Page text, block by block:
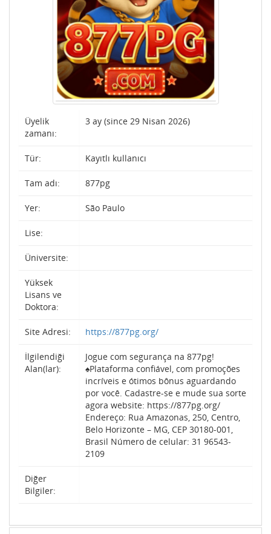
Üyelik
zamanı:
3 ay (since 29 Nisan 2026)
Tür: Kayıtlı kullanıcı
Tam adı: 877pg
Yer: São Paulo
Lise:
Üniversite:
Yüksek
Lisans ve
Doktora:
Site Adresi: https://877pg.org/
İlgilendiği
Alan(lar):
Jogue com segurança na 877pg!
♠️Plataforma confiável, com promoções
incríveis e ótimos bônus aguardando
por você. Cadastre-se e mude sua sorte
agora website: https://877pg.org/
Endereço: Rua Amazonas, 250, Centro,
Belo Horizonte – MG, CEP 30180-001,
Brasil Número de celular: 31 96543-
2109
Diğer
Bilgiler: